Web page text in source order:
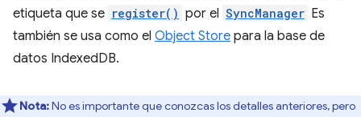
etiqueta que se register() por el SyncManager Es
también se usa como el Object Store para la base de
datos IndexedDB.
Nota:No es importante que conozcas los detalles anteriores, pero